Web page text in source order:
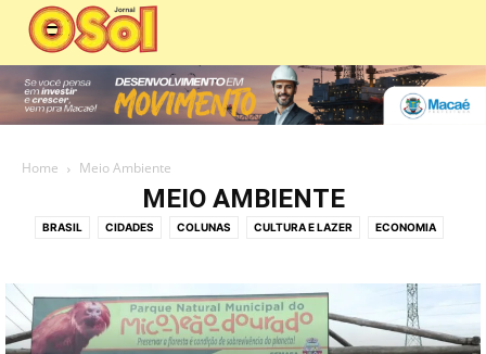
Home Meio Ambiente
MEIO AMBIENTE
BRASIL CIDADES COLUNAS CULTURA E LAZER ECONOMIA
MEIO AMBIENTE MOBILIDADE URBANA PANORAMA POLÍTICO
PATROCINADO POLICIAL POLÍTICA SAÚDE